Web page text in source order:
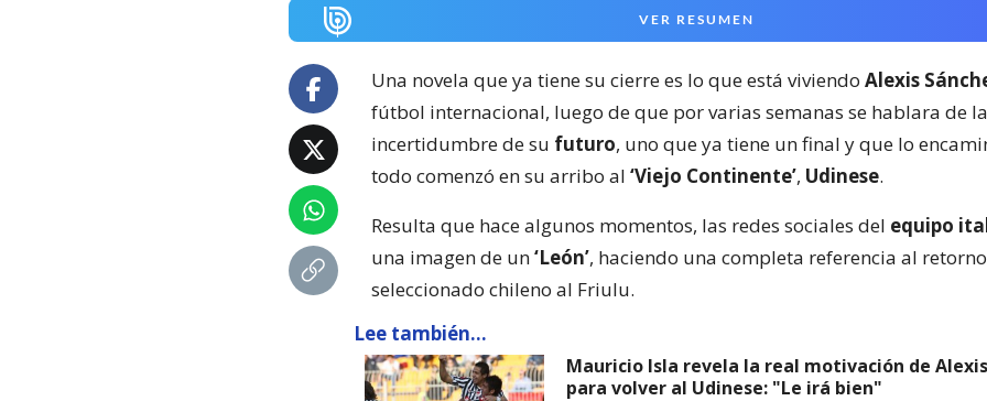
VER RESUMEN
Una novela que ya tiene su cierre es lo que está viviendo Alexis
fútbol internacional, luego de que por varias semanas se hablara de la
incertidumbre de su futuro, uno que ya tiene un final y que lo
todo comenzó en su arribo al ‘Viejo Continente’, Udinese.
Resulta que hace algunos momentos, las redes sociales del equipo
una imagen de un‘León’, haciendo una completa referencia al
seleccionado chileno al Friulu.
Lee también...
Mauricio Isla revela la real motivación de
para volver al Udinese: "Le irá bien"